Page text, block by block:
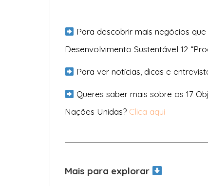
Para descobrir mais negócios
Desenvolvimento Sustentável 12
Para ver notícias, dicas e
Queres saber mais sobre os 17
Nações Unidas? Clica aqui
Mais para explorar